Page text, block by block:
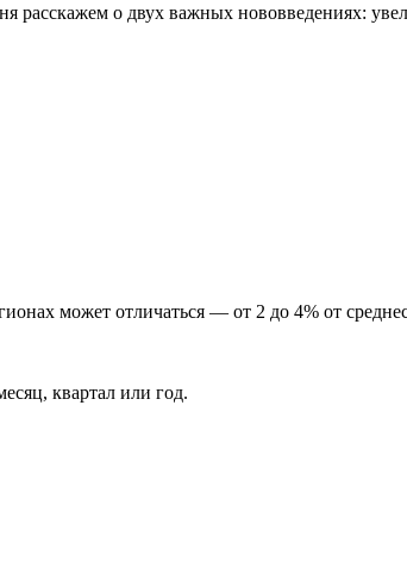
расскажем о двух важных нововведениях:
может отличаться — от 2 до 4% от
квартал или год.